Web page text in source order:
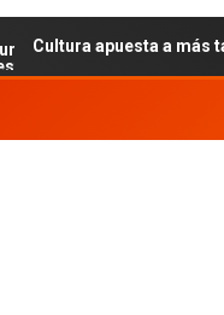
apuesta a más